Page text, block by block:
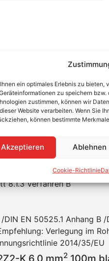
ein optimales Erlebnis zu
zu speichern
zustimmen, können wir
Website verarbeiten. Wenn Sie
können bestimmte
Akzeptieren Ablehnen
Cookie-Richtlinie
H1Z2Z2-K 6,0
EN 50618. Die
frei hängend
und bietet ein
H1Z2Z2-K
0295 Kl.5 / IEC 60228
Anhang E
8.1.3 Verfahren B
EN 50525.1 Anhang B
Verlegung im
2014/35/EU
K 6,0 mm2 100m